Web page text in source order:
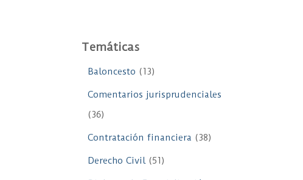
Temáticas
Baloncesto (13)
Comentarios jurisprudenciales
(36)
Contratación financiera (38)
Derecho Civil(51)